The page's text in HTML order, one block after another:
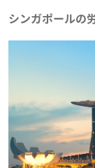
シンガポールの